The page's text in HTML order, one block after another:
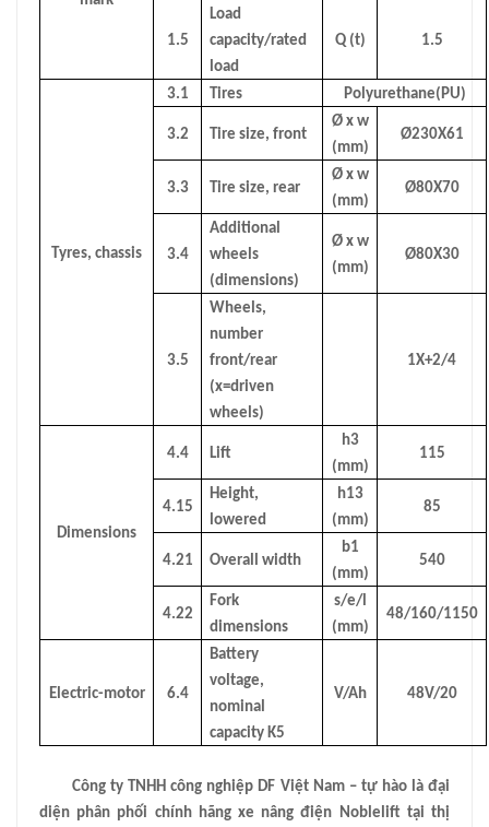
1.5
Load
capacity/rated
load
Q (t) 1.5
Tyres, chassis
3.1 Tires Polyurethane(PU)
3.2 Tire size, front
Ø x w
(mm)
Ø230X61
3.3 Tire size, rear
Ø x w
(mm)
Ø80X70
3.4
Additional
wheels
(dimensions)
Ø x w
(mm)
Ø80X30
3.5
Wheels,
number
front/rear
(x=driven
wheels)
1X+2/4
Dimensions
4.4 Lift
h3
(mm)
115
4.15
Height,
lowered
h13
(mm)
85
4.21 Overall width
b1
(mm)
540
4.22
Fork
dimensions
s/e/l
(mm)
48/160/1150
Electric-motor 6.4
Battery
voltage,
nominal
capacity K5
V/Ah 48V/20
Công ty TNHH công nghiệp DF Việt Nam – tự hào là đại
diện phân phối chính hãng xe nâng điện Noblelift tại thị